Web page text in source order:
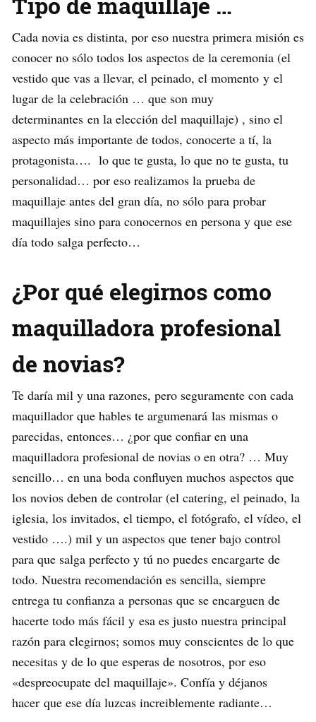
Cada novia es distinta, por eso nuestra primera misión es
conocer no sólo todos los aspectos de la ceremonia (el
vestido que vas a llevar, el peinado, el momento y el
lugar de la celebración … que son muy
determinantes en la elección del maquillaje) , sino el
aspecto más importante de todos, conocerte a tí, la
protagonista…. lo que te gusta, lo que no te gusta, tu
personalidad… por eso realizamos la prueba de
maquillaje antes del gran día, no sólo para probar
maquillajes sino para conocernos en persona y que ese
día todo salga perfecto…
¿Por qué elegirnos como
maquilladora profesional
de novias?
Te daría mil y una razones, pero seguramente con cada
maquillador que hables te argumenará las mismas o
parecidas, entonces… ¿por que confiar en una
maquilladora profesional de novias o en otra? … Muy
sencillo… en una boda confluyen muchos aspectos que
los novios deben de controlar (el catering, el peinado, la
iglesia, los invitados, el tiempo, el fotógrafo, el vídeo, el
vestido ….) mil y un aspectos que tener bajo control
para que salga perfecto y tú no puedes encargarte de
todo. Nuestra recomendación es sencilla, siempre
entrega tu confianza a personas que se encarguen de
hacerte todo más fácil y esa es justo nuestra principal
razón para elegirnos; somos muy conscientes de lo que
necesitas y de lo que esperas de nosotros, por eso
«despreocupate del maquillaje». Confía y déjanos
hacer que ese día luzcas increiblemente radiante…